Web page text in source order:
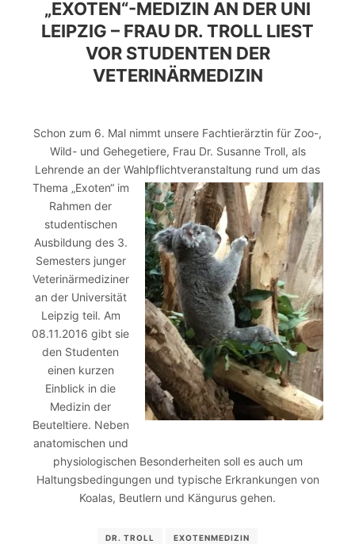
„EXOTEN“-MEDIZIN AN DER UNI
LEIPZIG – FRAU DR. TROLL LIEST
VOR STUDENTEN DER
VETERINÄRMEDIZIN
Schon zum 6. Mal nimmt unsere Fachtierärztin für Zoo-,
Wild- und Gehegetiere, Frau Dr. Susanne Troll, als
Lehrende an der Wahlpflichtveranstaltung rund um das
Thema „Exoten“ im
Rahmen der
studentischen
Ausbildung des 3.
Semesters junger
Veterinärmediziner
an der Universität
Leipzig teil. Am
08.11.2016 gibt sie
den Studenten
einen kurzen
Einblick in die
Medizin der
Beuteltiere. Neben
anatomischen und
physiologischen Besonderheiten soll es auch um
Haltungsbedingungen und typische Erkrankungen von
Koalas, Beutlern und Kängurus gehen.
DR. TROLL EXOTENMEDIZIN